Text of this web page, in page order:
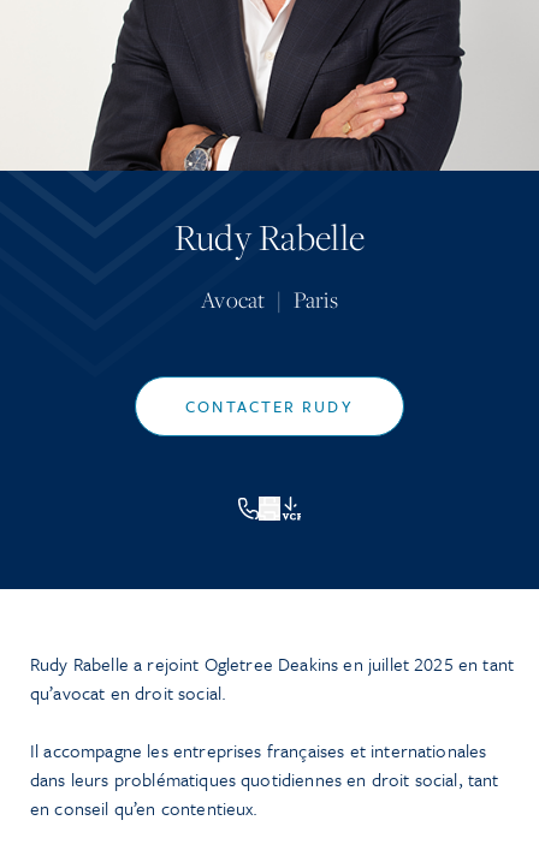
Rudy Rabelle
Avocat | Paris
CONTACTER RUDY
VCF
Rudy Rabelle a rejoint Ogletree Deakins en juillet 2025 en tant
qu’avocat en droit social.
Il accompagne les entreprises françaises et internationales
dans leurs problématiques quotidiennes en droit social, tant
en conseil qu’en contentieux.